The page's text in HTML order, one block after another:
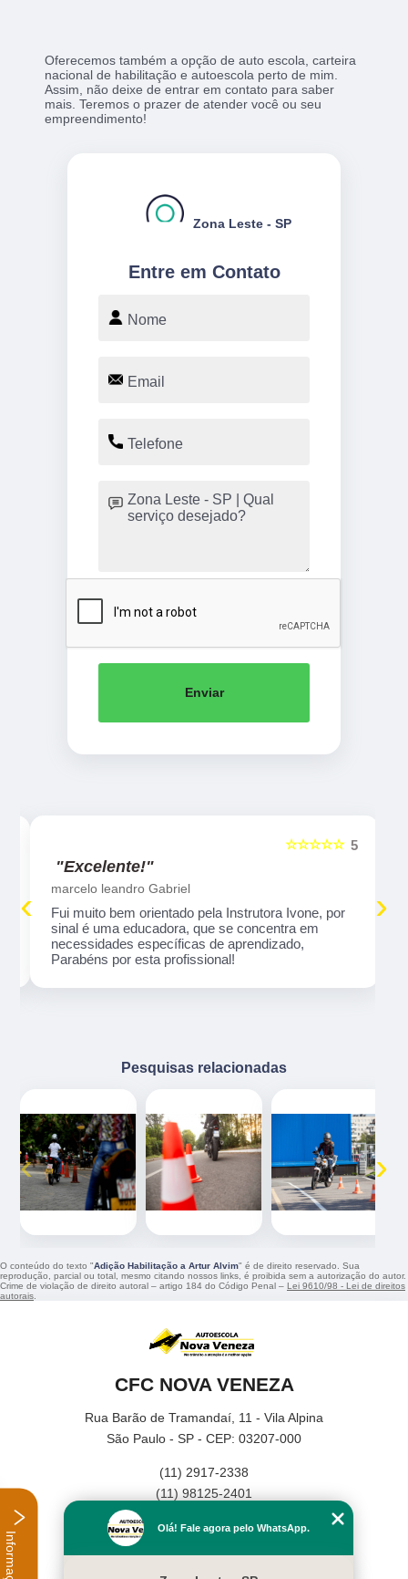
Oferecemos também a opção de auto escola, carteira
nacional de habilitação e autoescola perto de mim.
Assim, não deixe de entrar em contato para saber
mais. Teremos o prazer de atender você ou seu
empreendimento!
Entre em Contato
Zona Leste - SP
Enviar
5
☆☆☆☆☆
"Excelente!"
marcelo leandro Gabriel
Fui muito bem orientado pela Instrutora Ivone, por
sinal é uma educadora, que se concentra em
necessidades específicas de aprendizado,
Parabéns por esta profissional!
‹ ›
Pesquisas relacionadas
‹ ›
O conteúdo do texto "Adição Habilitação a Artur Alvim" é de direito reservado. Sua
reprodução, parcial ou total, mesmo citando nossos links, é proibida sem a autorização do autor.
Crime de violação de direito autoral – artigo 184 do Código Penal – Lei 9610/98 - Lei de direitos
autorais
CFC NOVA VENEZA
Rua Barão de Tramandaí, 11 - Vila Alpina
São Paulo - SP - CEP: 03207-000
(11) 2917-2338
(11) 98125-2401
Home
Olá! Fale agora pelo WhatsApp.